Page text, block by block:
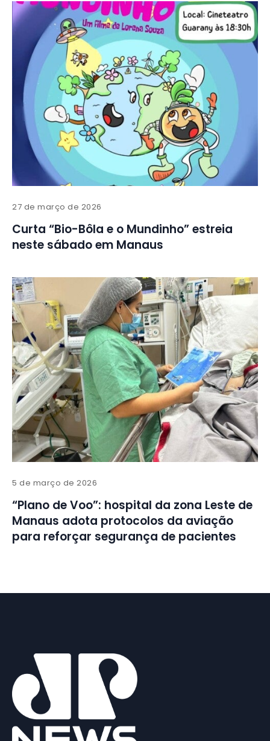
27 de março de 2026
Curta “Bio-Bôla e o Mundinho” estreia
neste sábado em Manaus
5 de março de 2026
“Plano de Voo”: hospital da zona Leste de
Manaus adota protocolos da aviação
para reforçar segurança de pacientes